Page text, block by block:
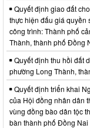
Quyết định giao đất
thực hiện đấu giá quyền
công trình: Thành phố
Thành, thành phố Đồng
Quyết định thu hồi đất
phường Long Thành,
Quyết định triển khai
của Hội đồng nhân dân
vùng đồng bào dân tộc
bàn thành phố Đồng Nai